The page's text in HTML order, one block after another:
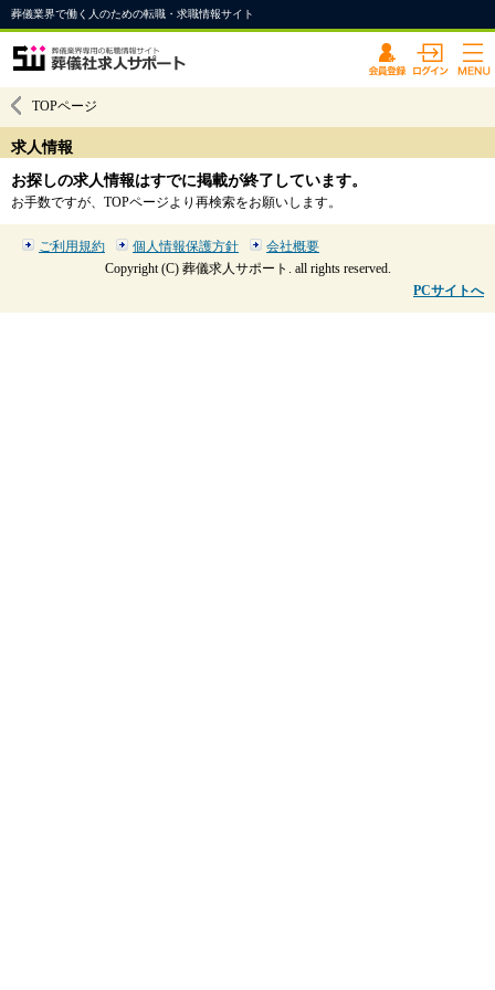
葬儀業界で働く人のための転職・求職情報サイト
TOPページ
求人情報
お探しの求人情報はすでに掲載が終了しています。
お手数ですが、TOPページより再検索をお願いします。
ご利用規約 個人情報保護方針
会社概要
Copyright (C) 葬儀求人サポート. all rights reserved.
PCサイトへ